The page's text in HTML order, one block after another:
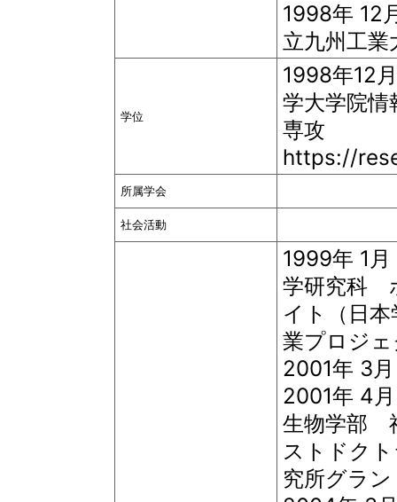
1998年 12
立九州工
学位
1998年12
学大学院情
専攻
https://
所属学会
社会活動
1999年 1
学研究科
イト（日
業プロジ
2001年 3
2001年 4
生物学部
ストドク
究所グラ